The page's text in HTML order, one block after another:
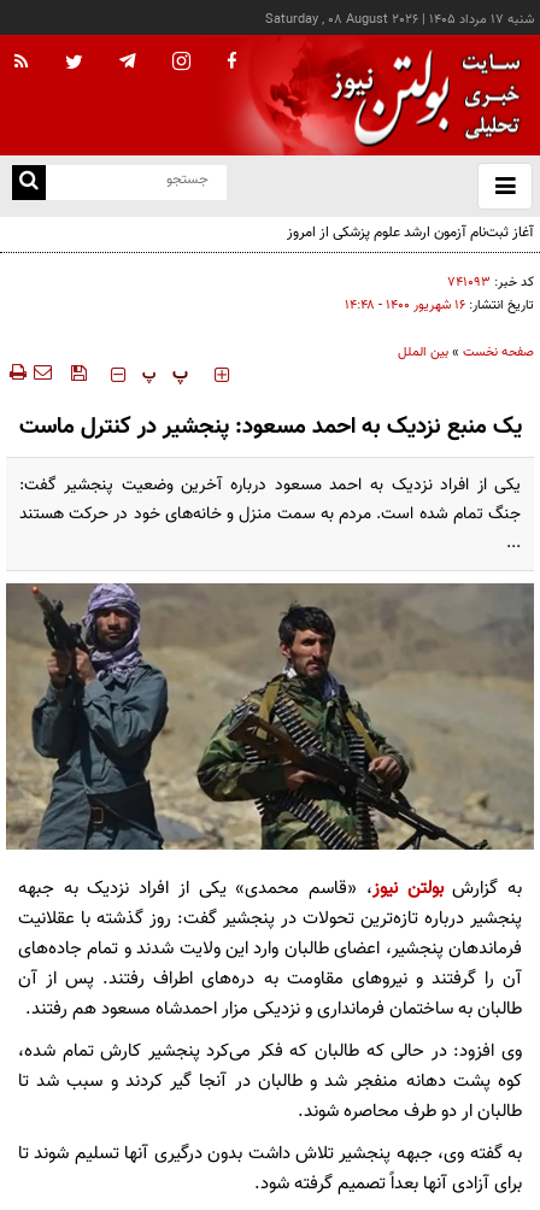
شنبه ۱۷ مرداد ۱۴۰۵ |
Saturday , 08 August 2026
باز
و
آغاز ثبت‌نام آزمون ارشد علوم پزشکی از امروز
کد خبر: ۷۴۱۰۹۳
تاریخ انتشار: ۱۶ شهريور ۱۴۰۰ - ۱۴:۴۸
صفحه نخست »بین الملل
‍‍‍ پ پ
یک منبع نزدیک به احمد مسعود: پنجشیر در کنترل ماست
یکی از افراد نزدیک به احمد مسعود درباره آخرین وضعیت پنجشیر گفت:
جنگ تمام شده است. مردم به سمت منزل و خانه‌های خود در حرکت هستند
...
به گزارشبولتن نیوز، «قاسم محمدی» یکی از افراد نزدیک به جبهه
پنجشیر درباره تازه‌ترین تحولات در پنجشیر گفت: روز گذشته با عقلانیت
فرماندهان پنجشیر، اعضای طالبان وارد این ولایت شدند و تمام جاده‌های
آن را گرفتند و نیروهای مقاومت به دره‌های اطراف رفتند. پس از آن
طالبان به ساختمان فرمانداری و نزدیکی مزار احمدشاه مسعود هم رفتند.
وی افزود: در حالی که طالبان که فکر می‌کرد پنجشیر کارش تمام شده،
کوه پشت دهانه منفجر شد و طالبان در آنجا گیر کردند و سبب شد تا
طالبان ار دو طرف محاصره شوند.
به گفته وی، جبهه پنجشیر تلاش داشت بدون درگیری آنها تسلیم شوند تا
برای آزادی آنها بعداً تصمیم گرفته شود.